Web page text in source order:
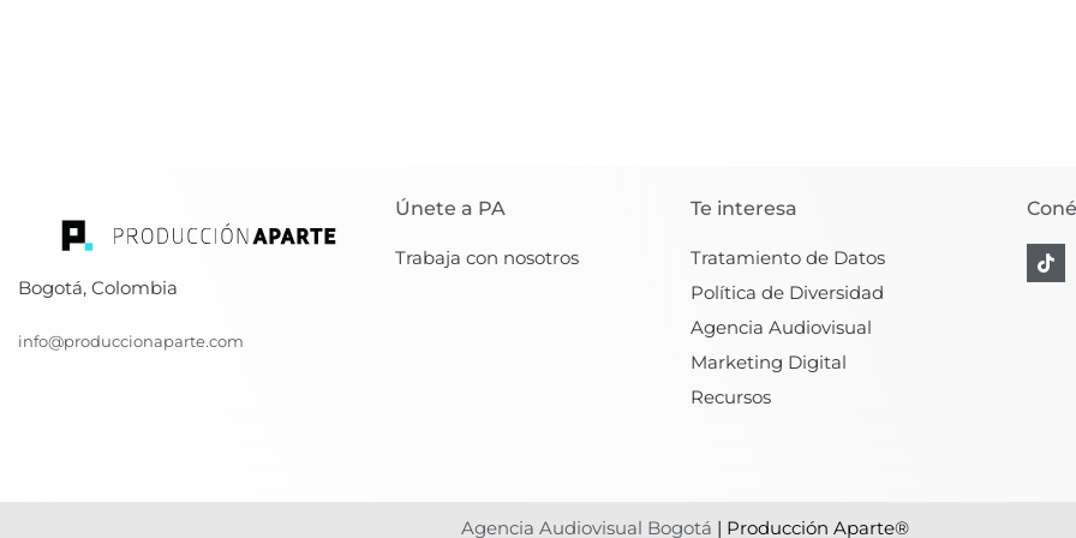
Bogotá, Colombia
info@produccionaparte.com
Únete a PA
Trabaja con nosotros
Te interesa
Tratamiento de Datos
Política de Diversidad
Agencia Audiovisual
Marketing Digital
Recursos
T
i
k
Agencia Audiovisual Bogotá | Producción Aparte®